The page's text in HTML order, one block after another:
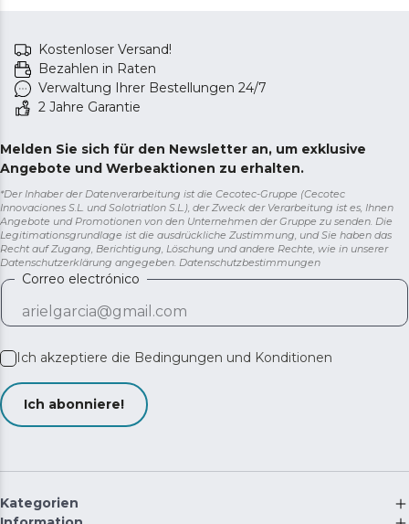
Kostenloser Versand!
Bezahlen in Raten
Verwaltung Ihrer Bestellungen 24/7
2 Jahre Garantie
Melden Sie sich für den Newsletter an, um exklusive
Angebote und Werbeaktionen zu erhalten.
*Der Inhaber der Datenverarbeitung ist die Cecotec-Gruppe (Cecotec
Innovaciones S.L. und Solotriatlon S.L.), der Zweck der Verarbeitung ist es, Ihnen
Angebote und Promotionen von den Unternehmen der Gruppe zu senden. Die
Legitimationsgrundlage ist die ausdrückliche Zustimmung, und Sie haben das
Recht auf Zugang, Berichtigung, Löschung und andere Rechte, wie in unserer
Datenschutzerklärung angegeben. Datenschutzbestimmungen
Correo electrónico
Ich akzeptiere die Bedingungen und Konditionen
Ich abonniere!
Kategorien